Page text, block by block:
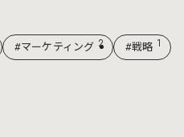
#マーケティング 2 #戦略 1